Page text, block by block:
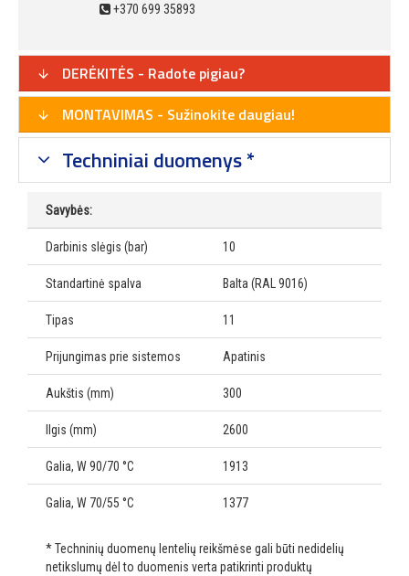
+370 699 35893
DERĖKITĖS - Radote pigiau?
MONTAVIMAS - Sužinokite daugiau!
Techniniai duomenys *
Savybės:
Darbinis slėgis (bar) 10
Standartinė spalva Balta (RAL 9016)
Tipas 11
Prijungimas prie sistemos Apatinis
Aukštis (mm) 300
Ilgis (mm) 2600
Galia, W 90/70 °C 1913
Galia, W 70/55 °C 1377
* Techninių duomenų lentelių reikšmėse gali būti nedidelių
netikslumų dėl to duomenis verta patikrinti produktų